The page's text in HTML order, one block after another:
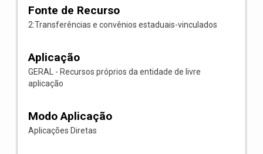
Fonte de Recurso
2:Transferências e convênios estaduais-vinculados
Aplicação
GERAL - Recursos próprios da entidade de livre
aplicação
Modo Aplicação
Aplicações Diretas